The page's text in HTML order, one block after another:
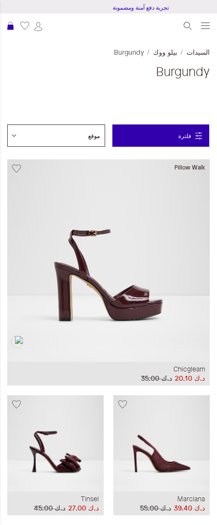
تجربة دفع آمنة ومضمونة
المجموعات
إحياء الطراز الكلاسيكي
ملابس العمل
Leather Collection
السيدات بيلو ووك Burgundy
Burgundy
فلترة
Pillow Walk
Chicgleam
د.ك‏ 35.00
د.ك‏ 20.10
Marciana
د.ك‏ 55.00
د.ك‏ 39.40
Tinsel
د.ك‏ 45.00
د.ك‏ 27.00